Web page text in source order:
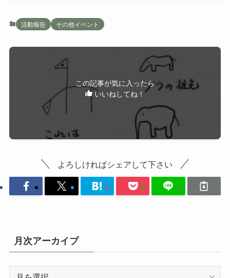
活動報告 その他イベント
この記事が気に入ったら
いいねしてね！
よろしければシェアして下さい
月次アーカイブ